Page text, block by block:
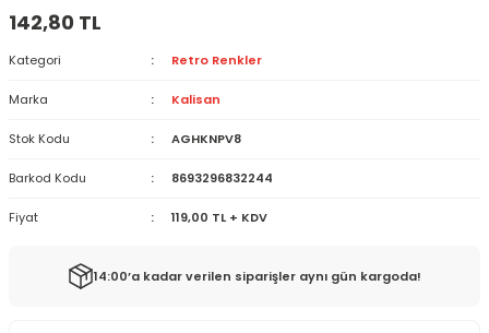
142,80 TL
Kategori Retro Renkler
Marka Kalisan
Stok Kodu AGHKNPV8
Barkod Kodu 8693296832244
Fiyat 119,00 TL + KDV
14:00’a kadar verilen siparişler aynı gün kargoda!